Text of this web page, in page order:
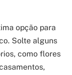
opção para
Solte alguns
como flores